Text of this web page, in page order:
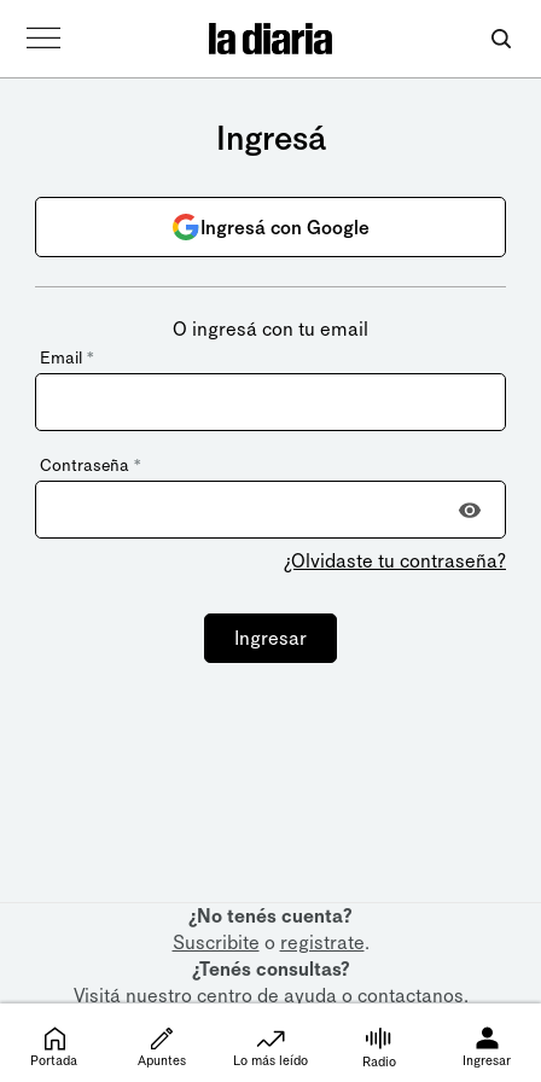
Ingresá
Ingresá con Google
O ingresá con tu email
Email *
Contraseña *
¿Olvidaste tu contraseña?
Ingresar
¿No tenés cuenta?
Suscribite o registrate.
¿Tenés consultas?
Visitá nuestrocentro de ayudaocontactanos.
Portada Apuntes Lo más leído Radio Ingresar